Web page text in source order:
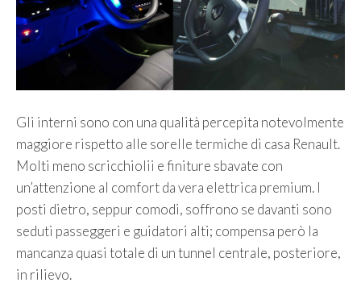
Gli interni sono con una qualità percepita notevolmente
maggiore rispetto alle sorelle termiche di casa Renault.
Molti meno scricchiolii e finiture sbavate con
un’attenzione al comfort da vera elettrica premium. I
posti dietro, seppur comodi, soffrono se davanti sono
seduti passeggeri e guidatori alti; compensa però la
mancanza quasi totale di un tunnel centrale, posteriore,
in rilievo.